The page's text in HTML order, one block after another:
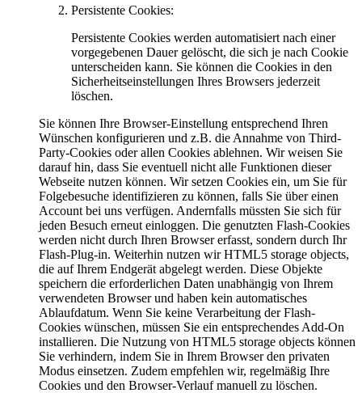
Persistente Cookies:
Persistente Cookies werden automatisiert nach einer
vorgegebenen Dauer gelöscht, die sich je nach Cookie
unterscheiden kann. Sie können die Cookies in den
Sicherheitseinstellungen Ihres Browsers jederzeit
löschen.
Sie können Ihre Browser-Einstellung entsprechend Ihren
Wünschen konfigurieren und z.B. die Annahme von Third-
Party-Cookies oder allen Cookies ablehnen. Wir weisen Sie
darauf hin, dass Sie eventuell nicht alle Funktionen dieser
Webseite nutzen können. Wir setzen Cookies ein, um Sie für
Folgebesuche identifizieren zu können, falls Sie über einen
Account bei uns verfügen. Andernfalls müssten Sie sich für
jeden Besuch erneut einloggen. Die genutzten Flash-Cookies
werden nicht durch Ihren Browser erfasst, sondern durch Ihr
Flash-Plug-in. Weiterhin nutzen wir HTML5 storage objects,
die auf Ihrem Endgerät abgelegt werden. Diese Objekte
speichern die erforderlichen Daten unabhängig von Ihrem
verwendeten Browser und haben kein automatisches
Ablaufdatum. Wenn Sie keine Verarbeitung der Flash-
Cookies wünschen, müssen Sie ein entsprechendes Add-On
installieren. Die Nutzung von HTML5 storage objects können
Sie verhindern, indem Sie in Ihrem Browser den privaten
Modus einsetzen. Zudem empfehlen wir, regelmäßig Ihre
Cookies und den Browser-Verlauf manuell zu löschen.